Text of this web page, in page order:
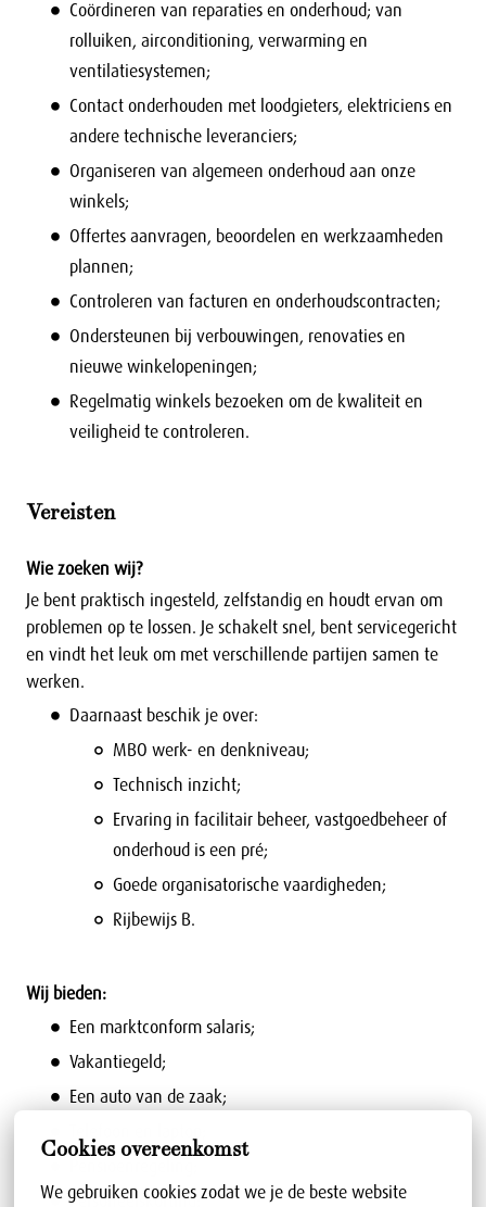
Cookies overeenkomst
We gebruiken cookies zodat we je de beste website
Coördineren van reparaties en onderhoud; van
rolluiken, airconditioning, verwarming en
ventilatiesystemen;
Contact onderhouden met loodgieters, elektriciens en
andere technische leveranciers;
Organiseren van algemeen onderhoud aan onze
winkels;
Offertes aanvragen, beoordelen en werkzaamheden
plannen;
Controleren van facturen en onderhoudscontracten;
Ondersteunen bij verbouwingen, renovaties en
nieuwe winkelopeningen;
Regelmatig winkels bezoeken om de kwaliteit en
veiligheid te controleren.
Vereisten
Wie zoeken wij?
Je bent praktisch ingesteld, zelfstandig en houdt ervan om
problemen op te lossen. Je schakelt snel, bent servicegericht
en vindt het leuk om met verschillende partijen samen te
werken.
Daarnaast beschik je over:
MBO werk- en denkniveau;
Technisch inzicht;
Ervaring in facilitair beheer, vastgoedbeheer of
onderhoud is een pré;
Goede organisatorische vaardigheden;
Rijbewijs B.
Wij bieden:
Een marktconform salaris;
Vakantiegeld;
Een auto van de zaak;
Personeelskorting;